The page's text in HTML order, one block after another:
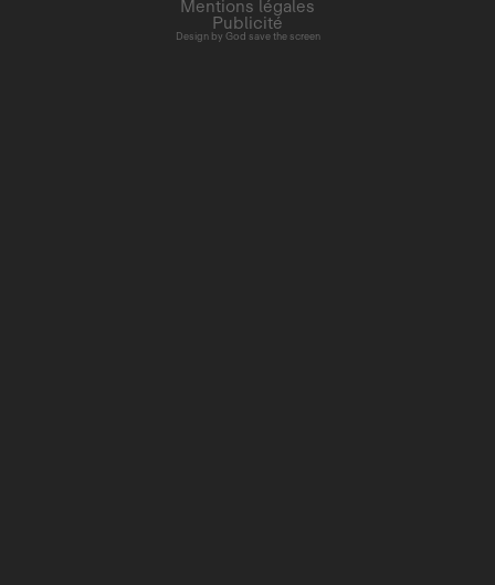
Design by God save the screen
Mentions légales
Publicité